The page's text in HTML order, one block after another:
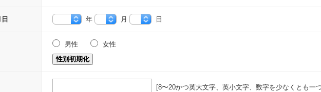
年 月 日
男性
女性
性別初期化
[8〜20かつ英大文字、英小文字、数字を少なくとも一